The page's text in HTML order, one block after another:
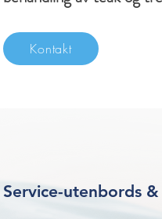
Service-utenbords
Kontakt